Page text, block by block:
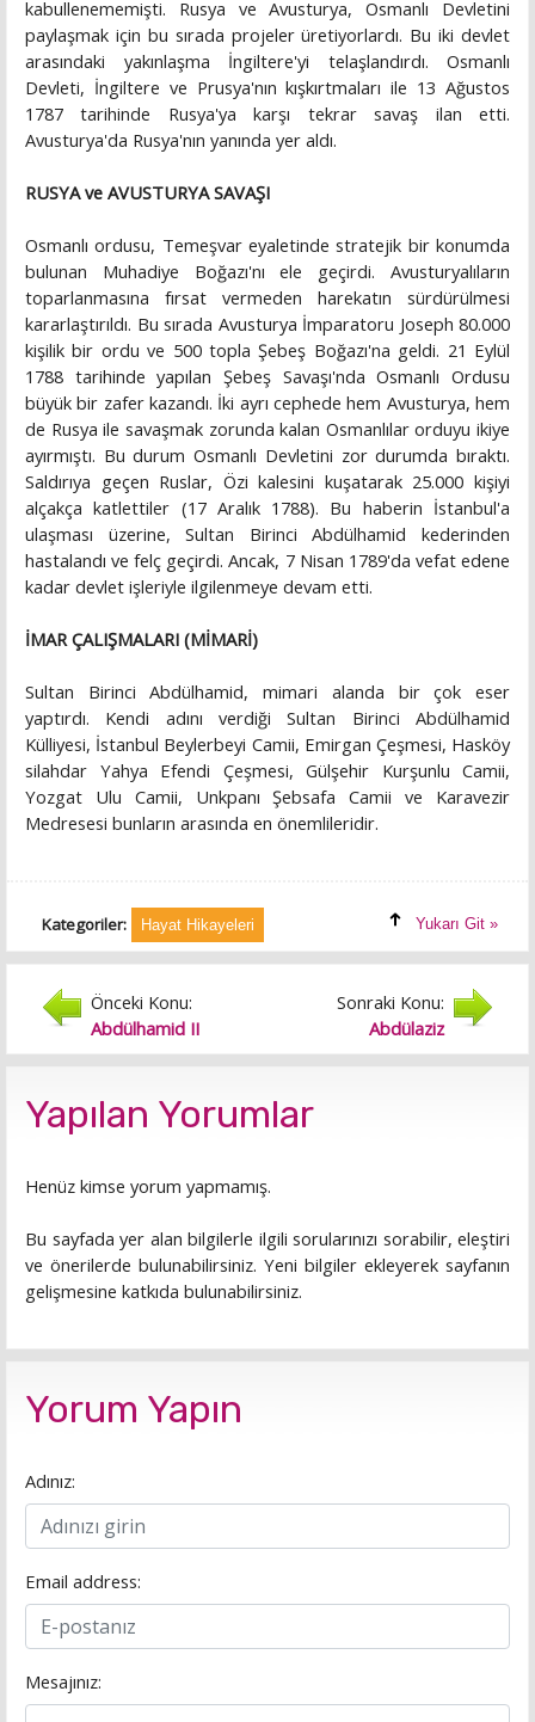
kabullenememişti. Rusya ve Avusturya, Osmanlı Devletini
paylaşmak için bu sırada projeler üretiyorlardı. Bu iki devlet
arasındaki yakınlaşma İngiltere'yi telaşlandırdı. Osmanlı
Devleti, İngiltere ve Prusya'nın kışkırtmaları ile 13 Ağustos
1787 tarihinde Rusya'ya karşı tekrar savaş ilan etti.
Avusturya'da Rusya'nın yanında yer aldı.
RUSYA ve AVUSTURYA SAVAŞI
Osmanlı ordusu, Temeşvar eyaletinde stratejik bir konumda
bulunan Muhadiye Boğazı'nı ele geçirdi. Avusturyalıların
toparlanmasına fırsat vermeden harekatın sürdürülmesi
kararlaştırıldı. Bu sırada Avusturya İmparatoru Joseph 80.000
kişilik bir ordu ve 500 topla Şebeş Boğazı'na geldi. 21 Eylül
1788 tarihinde yapılan Şebeş Savaşı'nda Osmanlı Ordusu
büyük bir zafer kazandı. İki ayrı cephede hem Avusturya, hem
de Rusya ile savaşmak zorunda kalan Osmanlılar orduyu ikiye
ayırmıştı. Bu durum Osmanlı Devletini zor durumda bıraktı.
Saldırıya geçen Ruslar, Özi kalesini kuşatarak 25.000 kişiyi
alçakça katlettiler (17 Aralık 1788). Bu haberin İstanbul'a
ulaşması üzerine, Sultan Birinci Abdülhamid kederinden
hastalandı ve felç geçirdi. Ancak, 7 Nisan 1789'da vefat edene
kadar devlet işleriyle ilgilenmeye devam etti.
İMAR ÇALIŞMALARI (MİMARİ)
Sultan Birinci Abdülhamid, mimari alanda bir çok eser
yaptırdı. Kendi adını verdiği Sultan Birinci Abdülhamid
Külliyesi, İstanbul Beylerbeyi Camii, Emirgan Çeşmesi, Hasköy
silahdar Yahya Efendi Çeşmesi, Gülşehir Kurşunlu Camii,
Yozgat Ulu Camii, Unkpanı Şebsafa Camii ve Karavezir
Medresesi bunların arasında en önemlileridir.
Kategoriler: Hayat Hikayeleri Yukarı Git »
Önceki Konu:
Abdülhamid II
Sonraki Konu:
Abdülaziz
Yapılan Yorumlar
Henüz kimse yorum yapmamış.
Bu sayfada yer alan bilgilerle ilgili sorularınızı sorabilir, eleştiri
ve önerilerde bulunabilirsiniz. Yeni bilgiler ekleyerek sayfanın
gelişmesine katkıda bulunabilirsiniz.
Yorum Yapın
Adınız:
Email address:
Mesajınız: